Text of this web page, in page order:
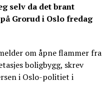
selv da det brant
Grorud i Oslo fredag
om åpne flammer fra
boligbygg, skrev
i Oslo-politiet i